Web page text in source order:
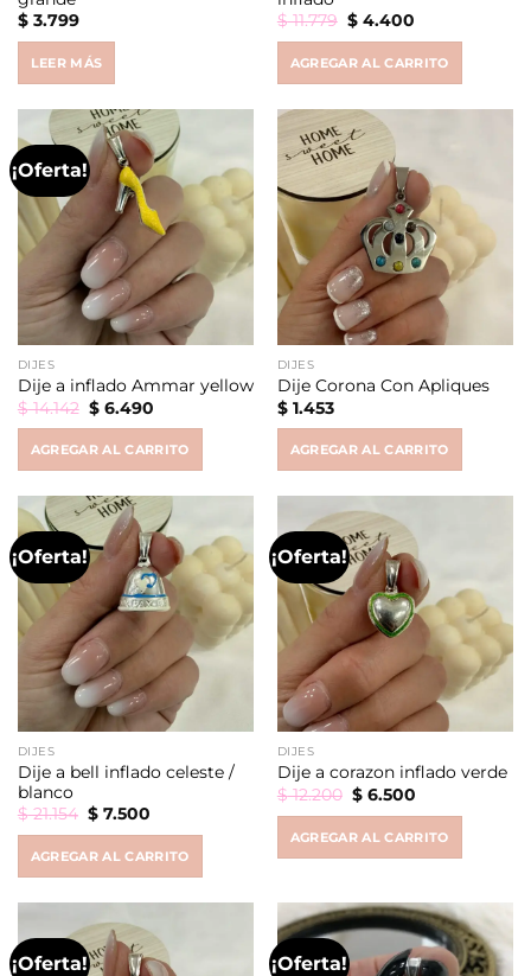
$3.799
LEER MÁS
$11.779 Original
price
$ 11.779.
$4.400Current
$ 4.400.
AGREGAR AL CARRITO
¡Oferta!
DIJES
Dije a inflado Ammar yellow
$14.142 Original
price
$ 14.142.
$6.490Current
$ 6.490.
AGREGAR AL CARRITO
DIJES
Dije Corona Con Apliques
$1.453
AGREGAR AL CARRITO
¡Oferta!
DIJES
Dije a bell inflado celeste /
blanco
$21.154 Original
price
$ 21.154.
$7.500Current
$ 7.500.
AGREGAR AL CARRITO
¡Oferta!
DIJES
Dije a corazon inflado verde
$12.200 Original
price
$ 12.200.
$6.500Current
$ 6.500.
AGREGAR AL CARRITO
¡Oferta! ¡Oferta!